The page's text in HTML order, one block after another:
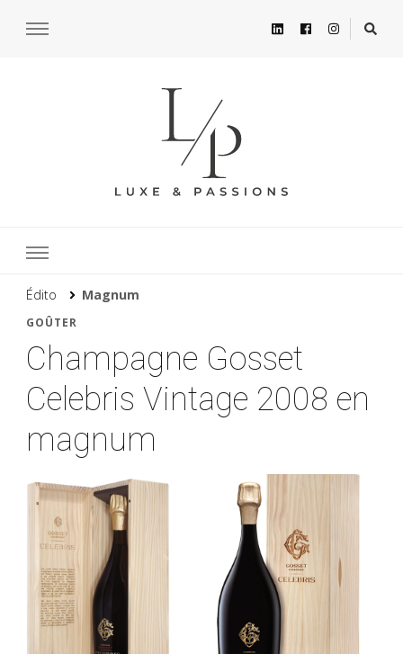
Édito Magnum
GOÛTER
Champagne Gosset
Celebris Vintage 2008 en
magnum